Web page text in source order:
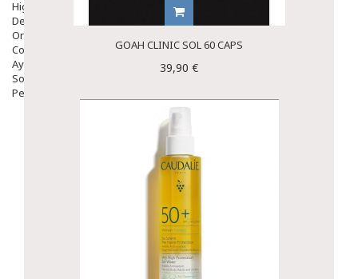
Higiene
Dentales
Ortopedia
Complementos Nutricionales.
Ayudas
Solares
Pedido express
GOAH CLINIC SOL 60 CAPS
39,90 €